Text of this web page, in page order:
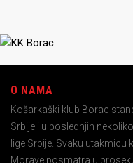
O NAMA
Košarkaški klub Borac
Srbije i u poslednjih
lige Srbije. Svaku
Morave posmatra u